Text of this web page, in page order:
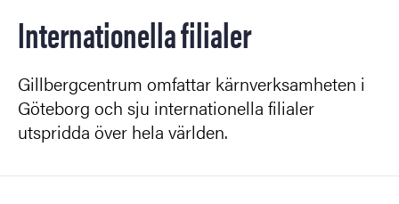
Internationella filialer
Gillbergcentrum omfattar kärnverksamheten i
Göteborg och sju internationella filialer
utspridda över hela världen.